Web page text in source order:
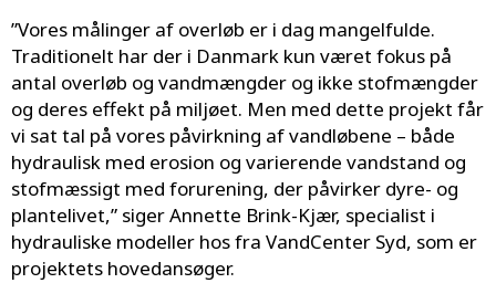
”Vores målinger af overløb er i dag mangelfulde.
Traditionelt har der i Danmark kun været fokus på
antal overløb og vandmængder og ikke stofmængder
og deres effekt på miljøet. Men med dette projekt får
vi sat tal på vores påvirkning af vandløbene – både
hydraulisk med erosion og varierende vandstand og
stofmæssigt med forurening, der påvirker dyre- og
plantelivet,” siger Annette Brink-Kjær, specialist i
hydrauliske modeller hos fra VandCenter Syd, som er
projektets hovedansøger.